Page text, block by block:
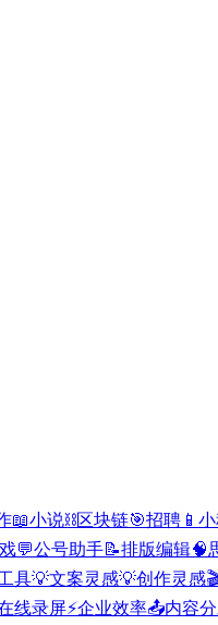
📖小说⛓️区块链🎯招聘 📱
💬公号助手📝排版编辑🧠
具💡文案灵感💡创作灵感
线录屏⚡企业效率📤内容